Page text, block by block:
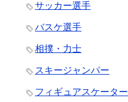
サッカー選手
バスケ選手
相撲・力士
スキージャンパー
フィギュアスケーター